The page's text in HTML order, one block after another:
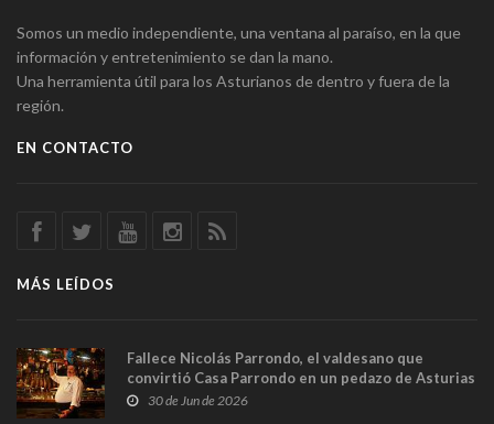
Somos un medio independiente, una ventana al paraíso, en la que
información y entretenimiento se dan la mano.
Una herramienta útil para los Asturianos de dentro y fuera de la
región.
EN CONTACTO
MÁS LEÍDOS
Fallece Nicolás Parrondo, el valdesano que
convirtió Casa Parrondo en un pedazo de Asturias
en Madrid
30 de Jun de 2026